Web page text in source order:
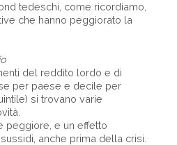
tedeschi, come ricordiamo,
che hanno peggiorato la
del reddito lordo e di
per paese e decile per
si trovano varie
peggiore, e un effetto
anche prima della crisi.